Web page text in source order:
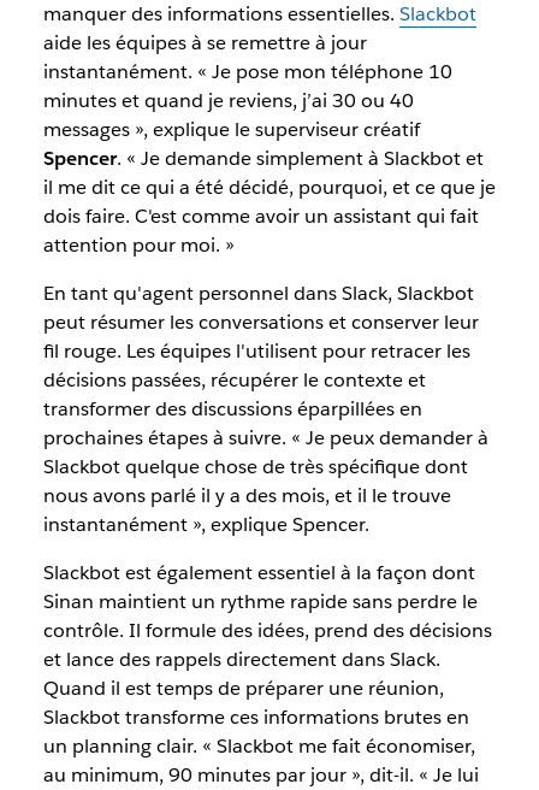
manquer des informations essentielles. Slackbot
aide les équipes à se remettre à jour
instantanément. « Je pose mon téléphone 10
minutes et quand je reviens, j’ai 30 ou 40
messages », explique le superviseur créatif
Spencer. « Je demande simplement à Slackbot et
il me dit ce qui a été décidé, pourquoi, et ce que je
dois faire. C'est comme avoir un assistant qui fait
attention pour moi. »
En tant qu'agent personnel dans Slack, Slackbot
peut résumer les conversationsetconserver leur
fil rouge. Les équipes l'utilisent pour retracer les
décisions passées, récupérer le contexte et
transformer des discussions éparpillées en
prochaines étapes à suivre. « Je peux demander à
Slackbot quelque chose de très spécifique dont
nous avons parlé il y a des mois, et il le trouve
instantanément », explique Spencer.
Slackbot est également essentiel à la façon dont
Sinan maintient un rythme rapide sans perdre le
contrôle. Il formule des idées, prend des décisions
et lance des rappels directement dans Slack.
Quand il est temps de préparer une réunion,
Slackbot transforme ces informations brutes en
un planning clair. « Slackbot me fait économiser,
au minimum, 90 minutes par jour », dit-il. « Je lui